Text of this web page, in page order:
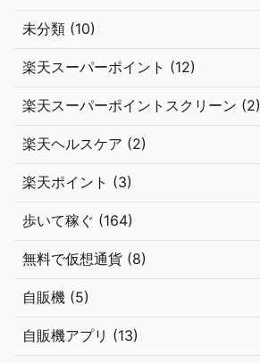
未分類 (10)
楽天スーパーポイント (12)
楽天スーパーポイントスクリーン (2)
楽天ヘルスケア (2)
楽天ポイント (3)
歩いて稼ぐ (164)
無料で仮想通貨 (8)
自販機 (5)
自販機アプリ (13)